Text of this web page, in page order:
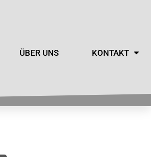
ÜBER UNS KONTAKT